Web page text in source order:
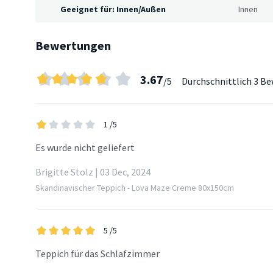
Geeignet für: Innen/Außen Innen
Bewertungen
3.67/5 Durchschnittlich 3
1 /5
Es wurde nicht geliefert
Brigitte Stolz | 03 Dec, 2024
Skandinavischer Teppich - Lova Maze Creme 80x150cm
5 /5
Teppich für das Schlafzimmer